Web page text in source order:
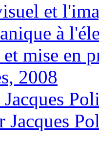
et
à
et mise en
2008
Jacques